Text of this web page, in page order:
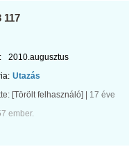
117
2010.augusztus
Utazás
[Törölt felhasználó]
17 éve
ember.